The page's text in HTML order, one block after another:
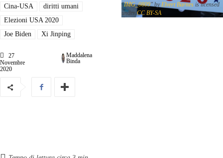
Cina-USA
diritti umani
Elezioni USA 2020
Joe Biden
Xi Jinping
27
Novembre
2020
Maddalena
Binda
"IMG_0809" byElvert Barnes is licensed
underCC BY-SA